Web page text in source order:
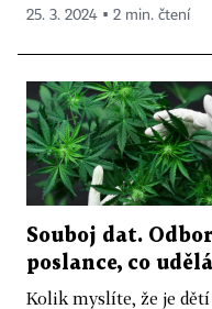
25. 3. 2024 ▪ 2 min. čtení
Souboj dat.
poslance, co
Kolik myslíte, že je